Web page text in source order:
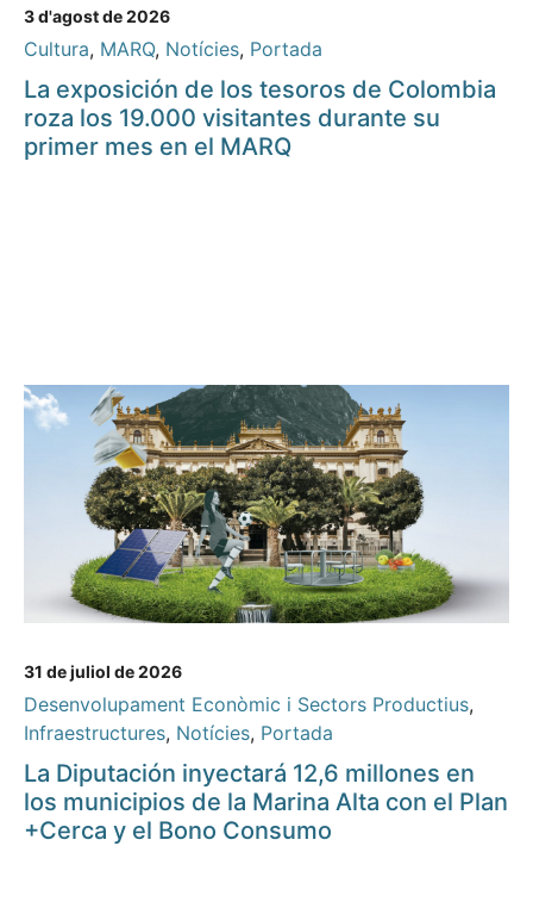
3 d'agost de 2026
Cultura, MARQ, Notícies, Portada
La exposición de los tesoros de Colombia
roza los 19.000 visitantes durante su
primer mes en el MARQ
31 de juliol de 2026
Desenvolupament Econòmic i Sectors Productius,
Infraestructures, Notícies, Portada
La Diputación inyectará 12,6 millones en
los municipios de la Marina Alta con el Plan
+Cerca y el Bono Consumo